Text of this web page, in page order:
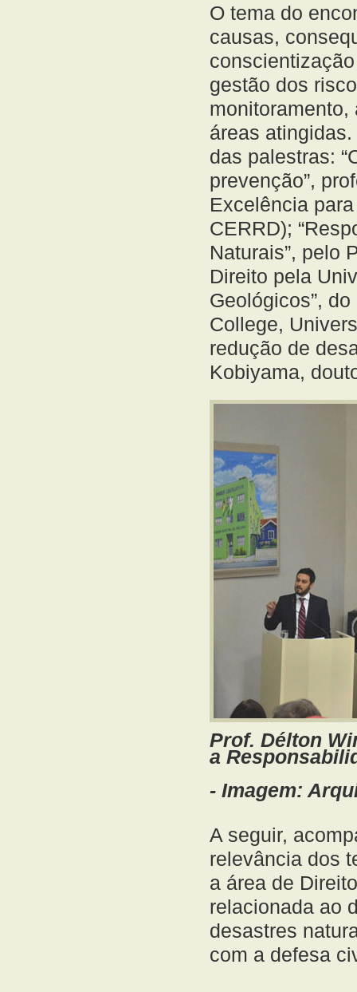
O tema do
causas,
gestão dos
monitoramento,
áreas
das palestras:
prevenção”,
Excelência
CERRD);
Naturais”, pelo
Direito pela
Geológicos”,
College,
redução de
Kobiyama,
Prof. Délton
a
- Imagem:
A seguir,
relevância dos
a área de
relacionada ao
desastres
com a defesa